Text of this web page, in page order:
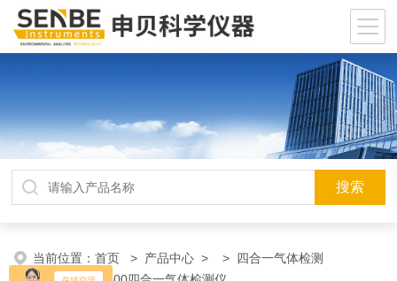
当前位置：首页 > 产品中心 > > 四合一气体检测